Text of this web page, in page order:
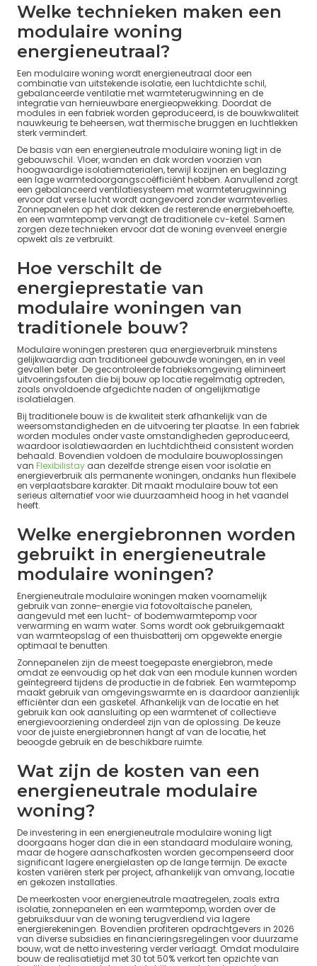
Welke technieken maken een
modulaire woning
energieneutraal?
Een modulaire woning wordt energieneutraal door een
combinatie van uitstekende isolatie, een luchtdichte schil,
gebalanceerde ventilatie met warmteterugwinning en de
integratie van hernieuwbare energieopwekking. Doordat de
modules in een fabriek worden geproduceerd, is de bouwkwaliteit
nauwkeurig te beheersen, wat thermische bruggen en luchtlekken
sterk vermindert.
De basis van een energieneutrale modulaire woning ligt in de
gebouwschil. Vloer, wanden en dak worden voorzien van
hoogwaardige isolatiematerialen, terwijl kozijnen en beglazing
een lage warmtedoorgangscoëfficiënt hebben. Aanvullend zorgt
een gebalanceerd ventilatiesysteem met warmteterugwinning
ervoor dat verse lucht wordt aangevoerd zonder warmteverlies.
Zonnepanelen op het dak dekken de resterende energiebehoefte,
en een warmtepomp vervangt de traditionele cv-ketel. Samen
zorgen deze technieken ervoor dat de woning evenveel energie
opwekt als ze verbruikt.
Hoe verschilt de
energieprestatie van
modulaire woningen van
traditionele bouw?
Modulaire woningen presteren qua energieverbruik minstens
gelijkwaardig aan traditioneel gebouwde woningen, en in veel
gevallen beter. De gecontroleerde fabrieksomgeving elimineert
uitvoeringsfouten die bij bouw op locatie regelmatig optreden,
zoals onvoldoende afgedichte naden of ongelijkmatige
isolatielagen.
Bij traditionele bouw is de kwaliteit sterk afhankelijk van de
weersomstandigheden en de uitvoering ter plaatse. In een fabriek
worden modules onder vaste omstandigheden geproduceerd,
waardoor isolatiewaarden en luchtdichtheid consistent worden
behaald. Bovendien voldoen de modulaire bouwoplossingen
van Flexibilistay aan dezelfde strenge eisen voor isolatie en
energieverbruik als permanente woningen, ondanks hun flexibele
en verplaatsbare karakter. Dit maakt modulaire bouw tot een
serieus alternatief voor wie duurzaamheid hoog in het vaandel
heeft.
Welke energiebronnen worden
gebruikt in energieneutrale
modulaire woningen?
Energieneutrale modulaire woningen maken voornamelijk
gebruik van zonne-energie via fotovoltaïsche panelen,
aangevuld met een lucht- of bodemwarmtepomp voor
verwarming en warm water. Soms wordt ook gebruikgemaakt
van warmteopslag of een thuisbatterij om opgewekte energie
optimaal te benutten.
Zonnepanelen zijn de meest toegepaste energiebron, mede
omdat ze eenvoudig op het dak van een module kunnen worden
geïntegreerd tijdens de productie in de fabriek. Een warmtepomp
maakt gebruik van omgevingswarmte en is daardoor aanzienlijk
efficiënter dan een gasketel. Afhankelijk van de locatie en het
gebruik kan ook aansluiting op een warmtenet of collectieve
energievoorziening onderdeel zijn van de oplossing. De keuze
voor de juiste energiebronnen hangt af van de locatie, het
beoogde gebruik en de beschikbare ruimte.
Wat zijn de kosten van een
energieneutrale modulaire
woning?
De investering in een energieneutrale modulaire woning ligt
doorgaans hoger dan die in een standaard modulaire woning,
maar de hogere aanschafkosten worden gecompenseerd door
significant lagere energielasten op de lange termijn. De exacte
kosten variëren sterk per project, afhankelijk van omvang, locatie
en gekozen installaties.
De meerkosten voor energieneutrale maatregelen, zoals extra
isolatie, zonnepanelen en een warmtepomp, worden over de
gebruiksduur van de woning terugverdiend via lagere
energierekeningen. Bovendien profiteren opdrachtgevers in 2026
van diverse subsidies en financieringsregelingen voor duurzame
bouw, wat de netto investering verder verlaagt. Omdat modulaire
bouw de realisatietijd met 30 tot 50% verkort ten opzichte van